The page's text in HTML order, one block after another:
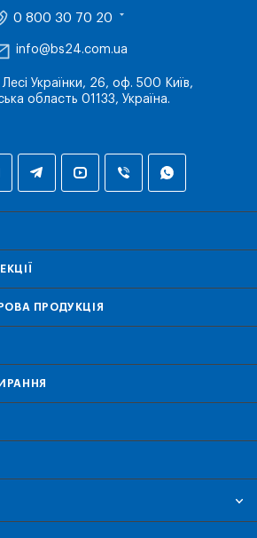
0 800 30 70 20
info@bs24.com.ua
Лесі Українки, 26, оф. 500 Київ,
область 01133, Україна.
ПРОДУКЦІЯ